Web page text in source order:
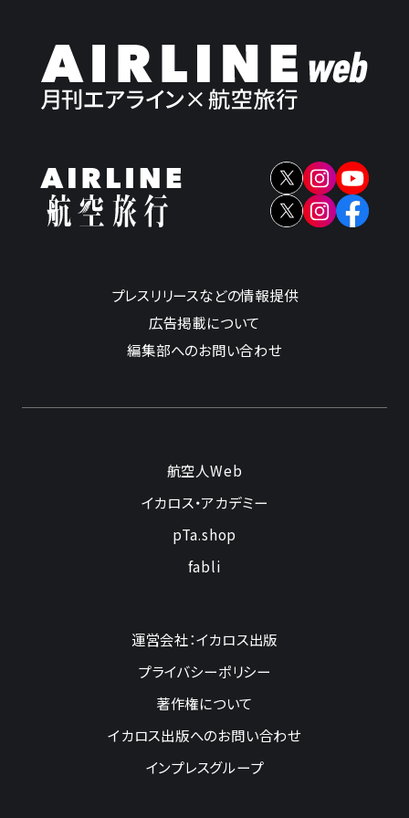
プレスリリースなどの情報提供
広告掲載について
編集部へのお問い合わせ
航空人Web
イカロス・アカデミー
pTa.shop
fabli
運営会社：イカロス出版
プライバシーポリシー
著作権について
イカロス出版へのお問い合わせ
インプレスグループ